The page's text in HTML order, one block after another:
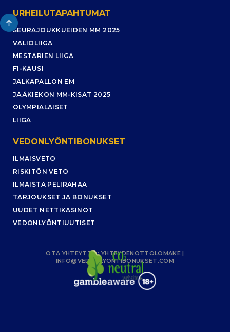
URHEILUTAPAHTUMAT
SEURAJOUKKUEIDEN MM 2025
VALIOLIIGA
MESTARIEN LIIGA
F1-KAUSI
JALKAPALLON EM
JÄÄKIEKON MM-KISAT 2025
OLYMPIALAISET
LIIGA
VEDONLYÖNTIBONUKSET
ILMAISVETO
RISKITÖN VETO
ILMAISTA PELIRAHAA
TARJOUKSET JA BONUKSET
UUDET NETTIKASINOT
VEDONLYÖNTIUUTISET
OTA YHTEYTTÄ :YHTEYDENOTTOLOMAKE |
INFO@VEDONLYONTIBONUKSET.COM